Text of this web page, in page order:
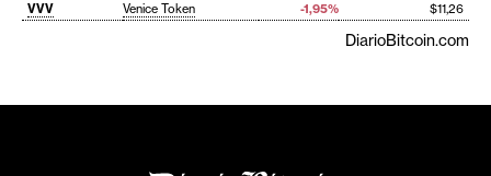
VVV
Venice Token -1,95% $11,26
DiarioBitcoin.com